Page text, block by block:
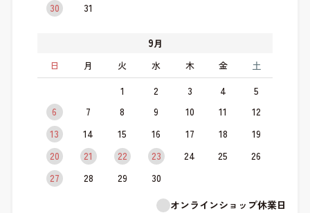
30
31
9月
日
月 火 水 木 金 土
1 2 3 4
5
6
7 8 9 10 11
12
13
14 15 16 17 18
19
20
21 22 23 24 25
26
27
28 29
30
オンラインショップ休業日